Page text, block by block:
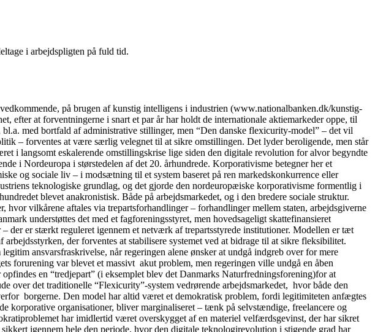
i arbejdspligten på fuld tid.
på brugen af kunstig intelligens i industrien (www.nationalbanken.dk/kunstig-
efter at forventningerne i snart et par år har holdt de internationale aktiemarkeder oppe, til
med bortfald af administrative stillinger, men “Den danske flexicurity-model” – det vil
– forventes at være særlig velegnet til at sikre omstillingen. Det lyder beroligende, men står
i langsomt eskalerende omstillingskrise lige siden den digitale revolution for alvor begyndte
i Nordeuropa i størstedelen af det 20. århundrede. Korporativisme betegner her et
og sociale liv – i modsætning til et system baseret på ren markedskonkurrence eller
teknologiske grundlag, og det gjorde den nordeuropæiske korporativisme formentlig i
blevet anakronistisk. Både på arbejdsmarkedet, og i den bredere sociale struktur.
vilkårene aftales via trepartsforhandlinger – forhandlinger mellem staten, arbejdsgiverne
understøttes det med et fagforeningsstyret, men hovedsageligt skattefinansieret
der er stærkt reguleret igennem et netværk af trepartsstyrede institutioner. Modellen er tæt
der forventes at stabilisere systemet ved at bidrage til at sikre fleksibilitet.
ansvarsfraskrivelse, når regeringen alene ønsker at undgå indgreb over for mere
forurening var blevet et massivt akut problem, men regeringen ville undgå en åben
en “tredjepart” (i eksemplet blev det Danmarks Naturfredningsforening)for at
over det traditionelle “Flexicurity”-system vedrørende arbejdsmarkedet, hvor både den
borgerne. Den model har altid været et demokratisk problem, fordi legitimiteten anfægtes
korporative organisationer, bliver marginaliseret – tænk på selvstændige, freelancere og
har imidlertid været overskygget af en materiel velfærdsgevinst, der har sikret
igennem hele den periode, hvor den digitale teknologirevolution i stigende grad har